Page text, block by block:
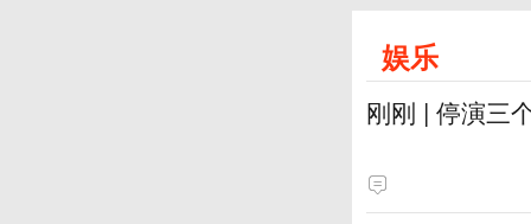
娱乐
刚刚 | 停演三